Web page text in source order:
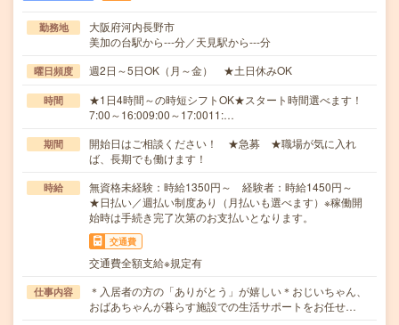
勤務地
大阪府河内長野市
美加の台駅から---分／天見駅から---分
曜日頻度 週2日～5日OK（月～金） ★土日休みOK
時間
★1日4時間～の時短シフトOK★スタート時間選べます！
7:00～16:009:00～17:0011:…
期間
開始日はご相談ください！ ★急募 ★職場が気に入れ
ば、長期でも働けます！
時給
無資格未経験：時給1350円～ 経験者：時給1450円～
★日払い／週払い制度あり（月払いも選べます）※稼働開
始時は手続き完了次第のお支払いとなります。
交通費
交通費全額支給※規定有
仕事内容
＊入居者の方の「ありがとう」が嬉しい＊おじいちゃん、
おばあちゃんが暮らす施設での生活サポートをお任せ…